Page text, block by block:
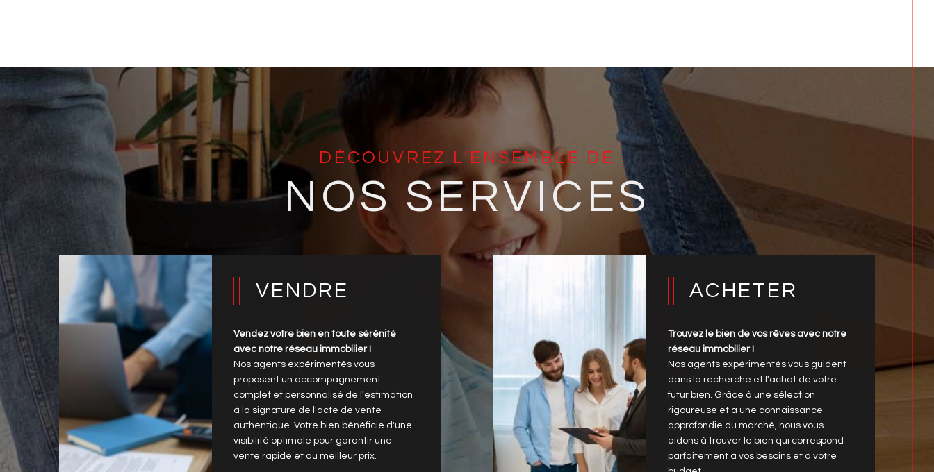
DÉCOUVREZ L'ENSEMBLE DE
NOS SERVICES
VENDRE
Vendez votre bien en toute sérénité
avec notre réseau immobilier !
Nos agents expérimentés vous
proposent un accompagnement
complet et personnalisé de l'estimation
à la signature de l'acte de vente
authentique. Votre bien bénéficie d'une
ACHETER
Trouvez le bien de vos rêves avec notre
dans la recherche et l'achat de votre
futur bien. Grâce à une sélection
rigoureuse et à une connaissance
approfondie du marché, nous vous